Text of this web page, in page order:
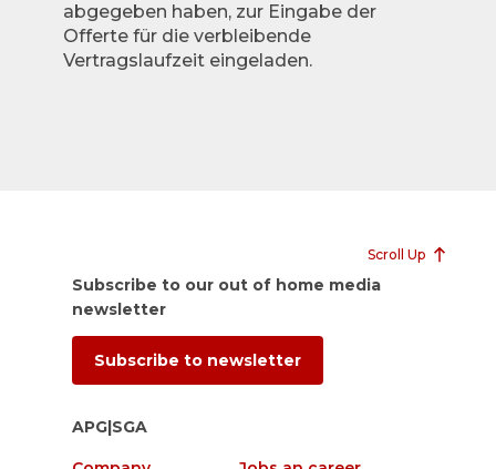
abgegeben haben, zur Eingabe der
Offerte für die verbleibende
Vertragslaufzeit eingeladen.
Scroll Up
Subscribe to our out of home media
newsletter
Subscribe to newsletter
APG|SGA